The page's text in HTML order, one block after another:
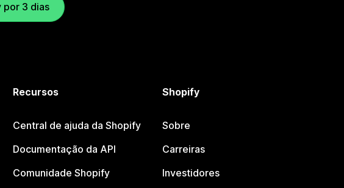
por 3 dias
Recursos
Central de ajuda da Shopify
Documentação da API
Comunidade Shopify
Shopify
Sobre
Carreiras
Investidores